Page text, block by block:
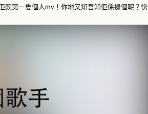
既第一隻個人mv！你地又知吾知佢係邊個呢？快